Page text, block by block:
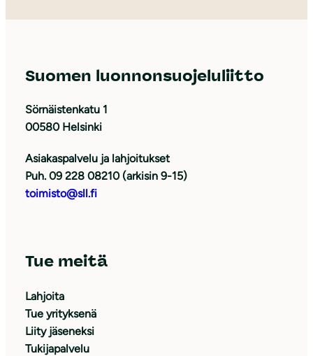
Suomen luonnonsuojeluliitto
Sörnäistenkatu 1
00580 Helsinki
Asiakaspalvelu ja lahjoitukset
Puh. 09 228 08210 (arkisin 9-15)
toimisto@sll.fi
Tue meitä
Lahjoita
Tue yrityksenä
Liity jäseneksi
Tukijapalvelu